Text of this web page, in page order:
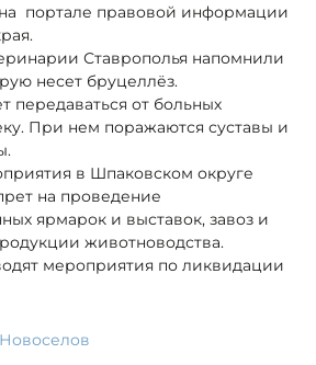
портале правовой информации
Ставрополья напомнили
несет бруцеллёз.
передаваться от больных
При нем поражаются суставы и
в Шпаковском округе
на проведение
ярмарок и выставок, завоз и
животноводства.
мероприятия по ликвидации